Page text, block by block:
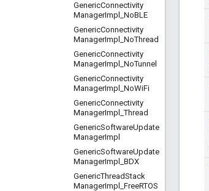
GenericConnectivity
ManagerImpl NoBLE
GenericConnectivity
ManagerImpl NoThread
GenericConnectivity
ManagerImpl NoTunnel
GenericConnectivity
ManagerImpl NoWiFi
GenericConnectivity
ManagerImpl _Thread
GenericSoftwareUpdate
ManagerImpl
GenericSoftwareUpdate
ManagerImpl
BDX
GenericThreadStack
ManagerImpl FreeRTOS